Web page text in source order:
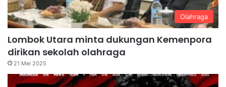
Olahraga
Lombok Utara minta dukungan Kemenpora
dirikan sekolah olahraga
21 Mei 2025